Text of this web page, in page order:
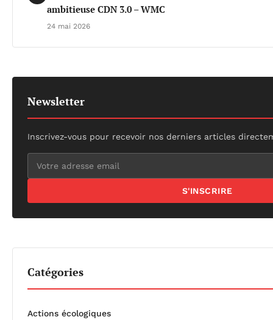
ambitieuse CDN 3.0 – WMC
24 mai 2026
Newsletter
Inscrivez-vous pour recevoir nos derniers articles
S'INSCRIRE
Catégories
Actions écologiques